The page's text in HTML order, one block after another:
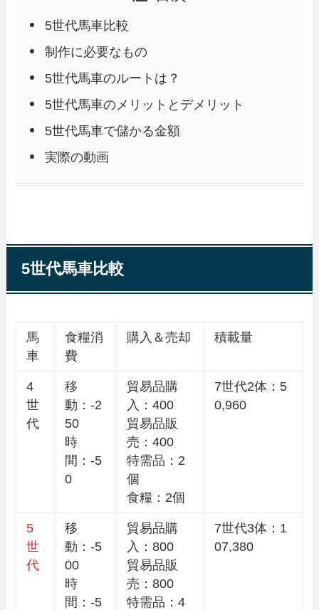
5世代馬車比較
制作に必要なもの
5世代馬車のルートは？
5世代馬車のメリットとデメリット
5世代馬車で儲かる金額
実際の動画
5世代馬車比較
馬
車
食糧消
費
購入＆売却 積載量
4
世
代
移
動：-2
50
時
間：-5
0
貿易品購
入：400
貿易品販
売：400
特需品：2
個
食糧：2個
7世代2体：5
0,960
5
世
代
移
動：-5
00
時
間：-5
貿易品購
入：800
貿易品販
売：800
特需品：4
7世代3体：1
07,380